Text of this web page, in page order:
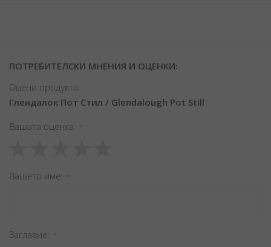
ПОТРЕБИТЕЛСКИ МНЕНИЯ И ОЦЕНКИ:
Оцени продукта:
Глендалок Пот Стил / Glendalough Pot Still
Вашата оценка
star
stars
stars
stars
stars
Вашето име
Заглавиe